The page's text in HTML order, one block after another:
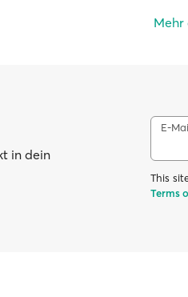
Mehr
in dein
E-
This
Terms